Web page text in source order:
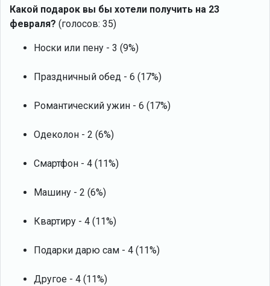
Какой подарок вы бы хотели получить на 23
февраля? (голосов: 35)
Носки или пену - 3 (9%)
Праздничный обед - 6 (17%)
Романтический ужин - 6 (17%)
Одеколон - 2 (6%)
Смартфон - 4 (11%)
Машину - 2 (6%)
Квартиру - 4 (11%)
Подарки дарю сам - 4 (11%)
Другое - 4 (11%)